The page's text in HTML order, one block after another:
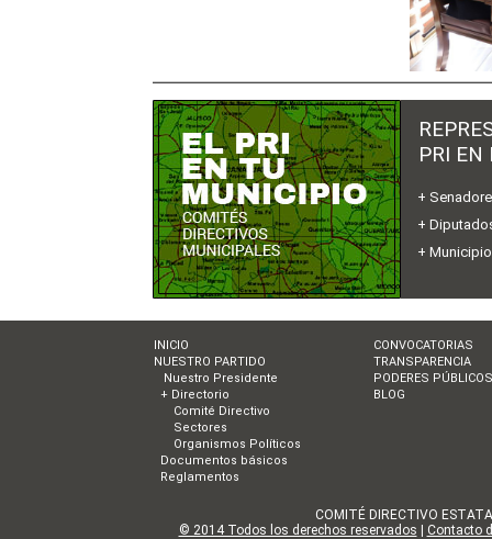
PRI EN
+
+
+
INICIO
NUESTRO PARTIDO
Nuestro Presidente
+ Directorio
Comité Directivo
Sectores
Organismos Políticos
Documentos básicos
Reglamentos
CONVOCATORIAS
TRANSPARENCIA
PODERES PÚBLICOS
BLOG
COMITÉ DIRECTIVO
© 2014 Todos los derechos reservados
Contacto